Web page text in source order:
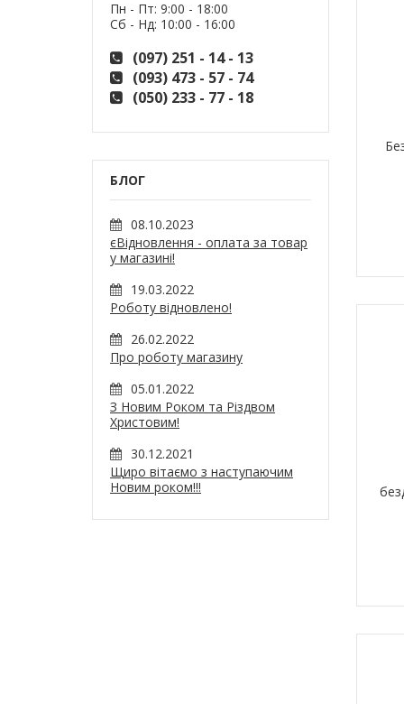
Пн - Пт: 9:00 - 18:00
Сб - Нд: 10:00 - 16:00
(097) 251 - 14 - 13
(093) 473 - 57 - 74
(050) 233 - 77 - 18
БЛОГ
08.10.2023
єВідновлення - оплата за товар
у магазині!
19.03.2022
Роботу відновлено!
26.02.2022
Про роботу магазину
05.01.2022
З Новим Роком та Різдвом
Христовим!
30.12.2021
Щиро вітаємо з наступаючим
Новим роком!!!